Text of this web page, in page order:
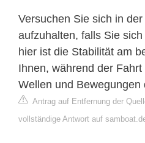
Versuchen Sie sich in
aufzuhalten, falls Sie
hier ist die Stabilität am
Ihnen, während der
Wellen und
Antrag auf Entfernung der
vollständige Antwort auf